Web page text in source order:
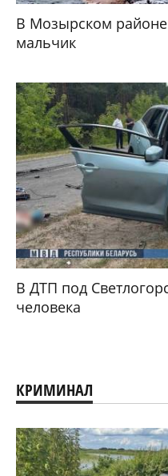
В Мозырском районе
мальчик
В ДТП под
человека
КРИМИНАЛ